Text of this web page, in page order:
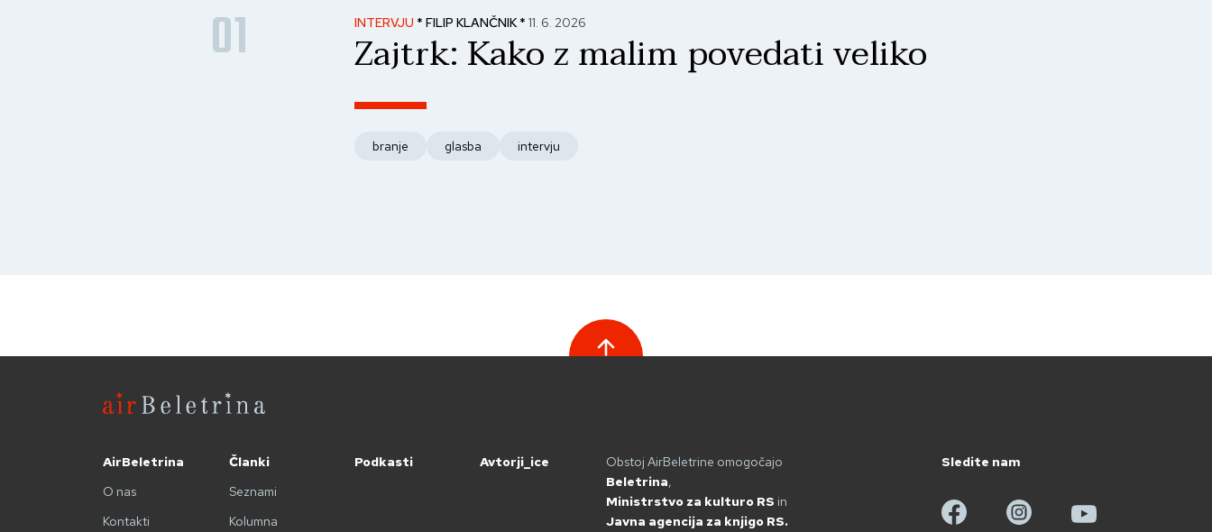
01 INTERVJU * FILIP KLANČNIK *11. 6. 2026
Zajtrk: Kako z malim povedati veliko
branje glasba intervju
AirBeletrina
O nas
Kontakti
Članki
Seznami
Kolumna
Podkasti Avtorji_ice
Obstoj AirBeletrine omogočajo
Beletrina,
Ministrstvo za kulturo RS in
Javna agencija za knjigo RS.
Sledite nam